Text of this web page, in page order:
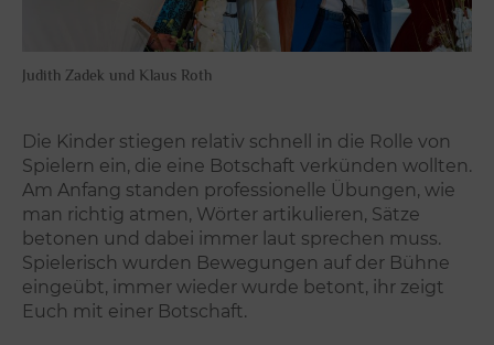
Judith Zadek und Klaus Roth
Die Kinder stiegen relativ schnell in die Rolle von
Spielern ein, die eine Botschaft verkünden wollten.
Am Anfang standen professionelle Übungen, wie
man richtig atmen, Wörter artikulieren, Sätze
betonen und dabei immer laut sprechen muss.
Spielerisch wurden Bewegungen auf der Bühne
eingeübt, immer wieder wurde betont, ihr zeigt
Euch mit einer Botschaft.